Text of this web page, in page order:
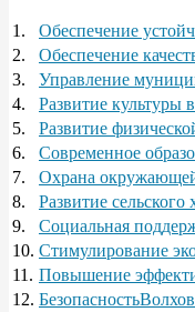
1.
Обеспечение
2.
Обеспечение
3.
Управление
4.
Развитие культуры
5.
Развитие
6.
Современное
7.
Охрана
8.
Развитие
9.
Социальная
10. Стимулирование
11. Повышение
12.